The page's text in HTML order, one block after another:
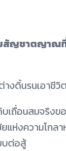
สัญชาตญาณ
งดิ้นรนเอาชีวิ
เถื่อนสมจริงข
แห่งความโกล
บต่อสู้